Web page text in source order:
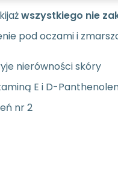
wszystkiego nie
pod oczami i
nierówności skóry
E i D-
nr 2